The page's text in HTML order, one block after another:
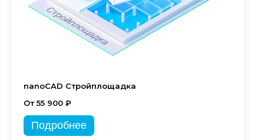
nanoCAD Стройплощадка
От 55 900 ₽
Подробнее